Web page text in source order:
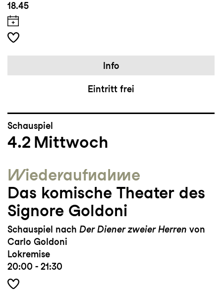
18.45
Info
Eintritt frei
Schauspiel
4.2 Mittwoch
Wieder­aufnahme
Das komische Theater des
Signore Goldoni
Schauspiel nach Der Diener zweier Herren von
Carlo Goldoni
Lokremise
20:00 - 21:30